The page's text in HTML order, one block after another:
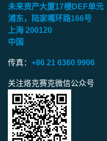
未来资产大厦17楼DEF单元
浦东，陆家嘴环路166号
上海 200120
中国
传真： +86 21 6360 9906
关注烙克赛克微信公众号